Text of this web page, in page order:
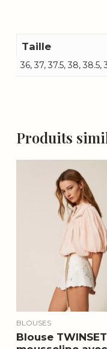
Taille
36, 37, 37.5, 38, 38.5,
Produits
BLOUSES
Blouse